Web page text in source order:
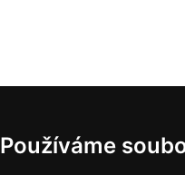
Používáme